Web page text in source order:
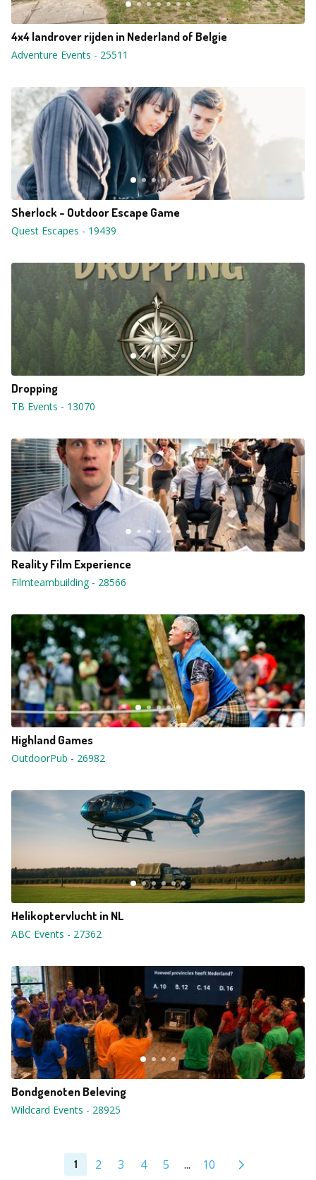
4x4 landrover rijden in Nederland of Belgie
Adventure Events - 25511
Sherlock - Outdoor Escape Game
Quest Escapes - 19439
Dropping
TB Events - 13070
Reality Film Experience
Filmteambuilding- 28566
Highland Games
OutdoorPub - 26982
Helikoptervlucht in NL
ABC Events - 27362
Bondgenoten Beleving
Wildcard Events - 28925
1 2 3 4 5 ... 10